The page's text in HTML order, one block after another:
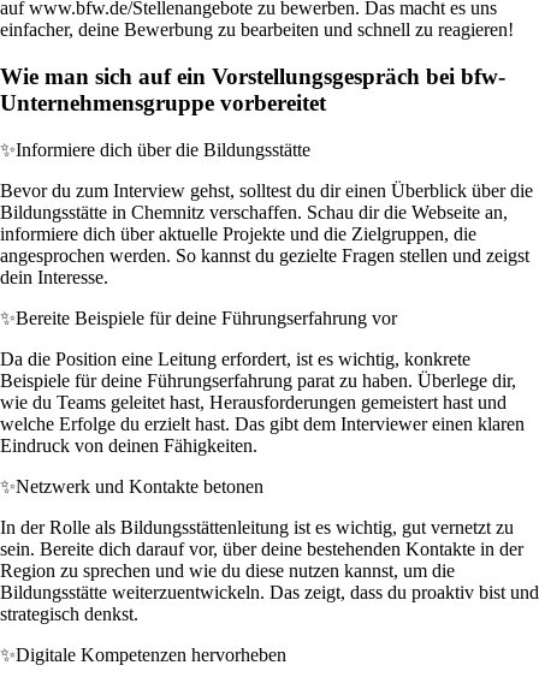
auf www.bfw.de/Stellenangebote zu bewerben. Das macht es uns
einfacher, deine Bewerbung zu bearbeiten und schnell zu reagieren!
Wie man sich auf ein Vorstellungsgespräch bei bfw-
Unternehmensgruppe vorbereitet
✨Informiere dich über die Bildungsstätte
Bevor du zum Interview gehst, solltest du dir einen Überblick über die
Bildungsstätte in Chemnitz verschaffen. Schau dir die Webseite an,
informiere dich über aktuelle Projekte und die Zielgruppen, die
angesprochen werden. So kannst du gezielte Fragen stellen und zeigst
dein Interesse.
✨Bereite Beispiele für deine Führungserfahrung vor
Da die Position eine Leitung erfordert, ist es wichtig, konkrete
Beispiele für deine Führungserfahrung parat zu haben. Überlege dir,
wie du Teams geleitet hast, Herausforderungen gemeistert hast und
welche Erfolge du erzielt hast. Das gibt dem Interviewer einen klaren
Eindruck von deinen Fähigkeiten.
✨Netzwerk und Kontakte betonen
In der Rolle als Bildungsstättenleitung ist es wichtig, gut vernetzt zu
sein. Bereite dich darauf vor, über deine bestehenden Kontakte in der
Region zu sprechen und wie du diese nutzen kannst, um die
Bildungsstätte weiterzuentwickeln. Das zeigt, dass du proaktiv bist und
strategisch denkst.
✨Digitale Kompetenzen hervorheben